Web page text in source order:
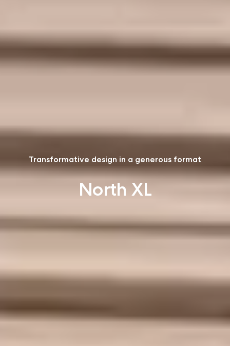
Transformative design in a generous format
North XL